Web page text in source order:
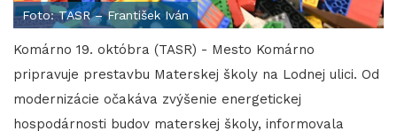
Foto: TASR – František Iván
Komárno 19. októbra (TASR) - Mesto Komárno
pripravuje prestavbu Materskej školy na Lodnej ulici. Od
modernizácie očakáva zvýšenie energetickej
hospodárnosti budov materskej školy, informovala